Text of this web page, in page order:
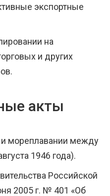
экспортные
на
и других
акты
и мореплавании между
1946 года).
Российской
2005 г. № 401 «Об